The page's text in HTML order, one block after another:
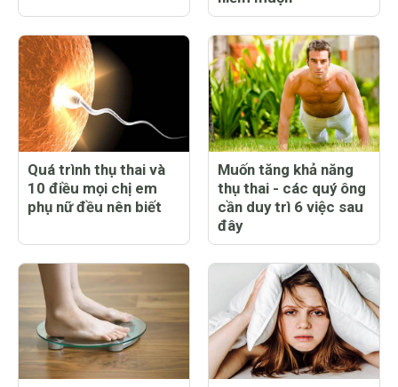
Quá trình thụ thai và
10 điều mọi chị em
phụ nữ đều nên biết
Muốn tăng khả năng
thụ thai - các quý ông
cần duy trì 6 việc sau
đây